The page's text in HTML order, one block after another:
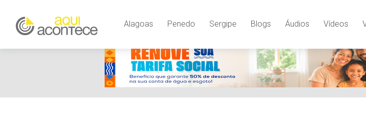
Alagoas Penedo Sergipe Blogs Áudios Vídeos